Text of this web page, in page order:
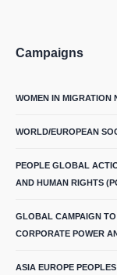
Campaigns
WOMEN IN MIGRATION
WORLD/EUROPEAN
PEOPLE GLOBAL
AND HUMAN RIGHTS
GLOBAL CAMPAIGN
CORPORATE POWER
ASIA EUROPE